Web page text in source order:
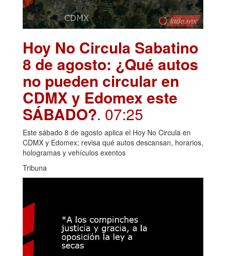
Hoy No Circula Sabatino
8 de agosto: ¿Qué autos
no pueden circular en
CDMX y Edomex este
SÁBADO?. 07:25
Este sábado 8 de agosto aplica el Hoy No Circula en
CDMX y Edomex; revisa qué autos descansan, horarios,
hologramas y vehículos exentos
Tribuna